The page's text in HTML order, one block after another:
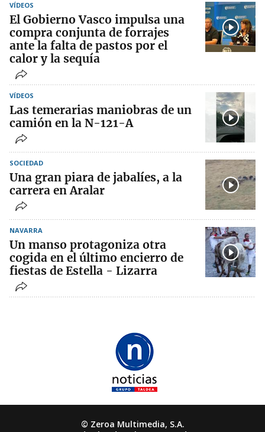
VÍDEOS
El Gobierno Vasco impulsa una
compra conjunta de forrajes
ante la falta de pastos por el
calor y la sequía
VÍDEOS
Las temerarias maniobras de un
camión en la N-121-A
SOCIEDAD
Una gran piara de jabalíes, a la
carrera en Aralar
NAVARRA
Un manso protagoniza otra
cogida en el último encierro de
fiestas de Estella - Lizarra
© Zeroa Multimedia, S.A.